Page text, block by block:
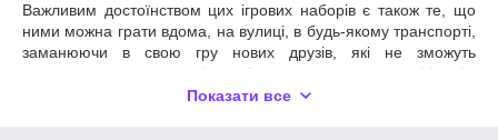
Важливим достоїнством цих ігрових наборів є також те, що
ними можна грати вдома, на вулиці, в будь-якому транспорті,
заманюючи в свою гру нових друзів, які не зможуть
втриматися при вигляді улюблених героїв з мультфільмів.
Подаруйте своїй дитині світ казки, а собі позитивні емоції і
Показати все